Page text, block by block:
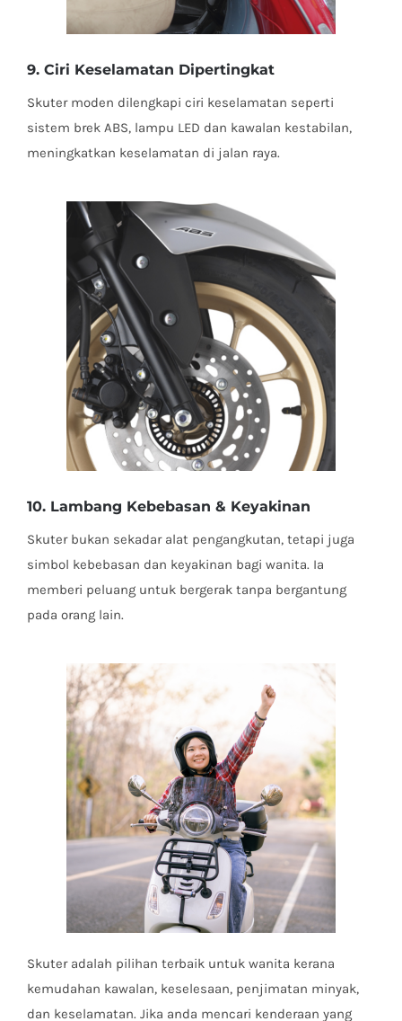
9. Ciri Keselamatan Dipertingkat
Skuter moden dilengkapi ciri keselamatan seperti
sistem brek ABS, lampu LED dan kawalan kestabilan,
meningkatkan keselamatan di jalan raya.
10. Lambang Kebebasan & Keyakinan
Skuter bukan sekadar alat pengangkutan, tetapi juga
simbol kebebasan dan keyakinan bagi wanita. Ia
memberi peluang untuk bergerak tanpa bergantung
pada orang lain.
Skuter adalah pilihan terbaik untuk wanita kerana
kemudahan kawalan, keselesaan, penjimatan minyak,
dan keselamatan. Jika anda mencari kenderaan yang